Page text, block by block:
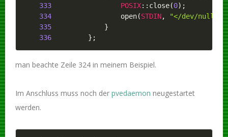
333
POSIX: : close(0) ;
334
                 open
(STDIN, "</dev/null"
;
335
}
336
} ;
man beachte Zeile 324 in meinem Beispiel.
Im Anschluss muss noch der pvedaemon neugestartet
werden.